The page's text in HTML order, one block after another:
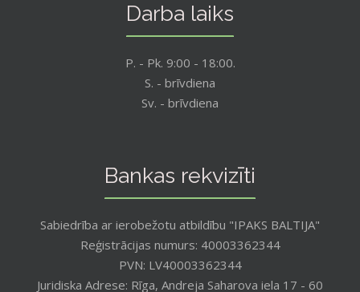
Darba laiks
P. - Pk. 9:00 - 18:00.
S. - brīvdiena
Sv. - brīvdiena
Bankas rekvizīti
Sabiedrība ar ierobežotu atbildību "IPAKS BALTIJA"
Reģistrācijas numurs: 40003362344
PVN: LV40003362344
Juridiska Adrese: Rīga, Andreja Saharova iela 17 - 60